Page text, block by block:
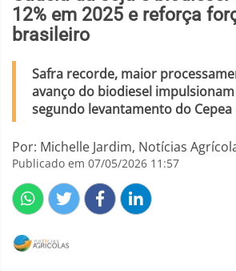
12% em 2025 e reforça
brasileiro
Safra recorde, maior
avanço do biodiesel
segundo levantamento do Cepea
Por: Michelle Jardim, Notícias
Publicado em 07/05/2026 11:57